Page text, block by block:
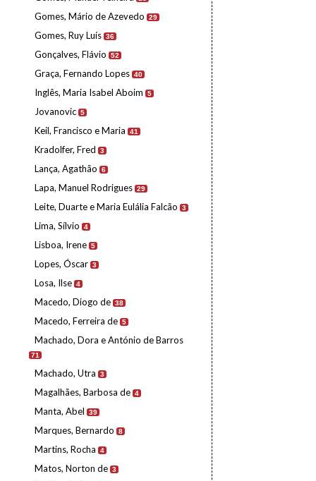
Gomes, Mário de Azevedo 29
Gomes, Ruy Luís 36
Gonçalves, Flávio 52
Graça, Fernando Lopes 40
Inglês, Maria Isabel Aboim 5
Jovanovic 5
Keil, Francisco e Maria 41
Kradolfer, Fred 3
Lança, Agathão 6
Lapa, Manuel Rodrigues 29
Leite, Duarte e Maria Eulália Falcão 3
Lima, Sílvio 4
Lisboa, Irene 5
Lopes, Óscar 3
Losa, Ilse 4
Macedo, Diogo de 38
Macedo, Ferreira de 5
Machado, Dora e António de Barros
71
Machado, Utra 3
Magalhães, Barbosa de 4
Manta, Abel 39
Marques, Bernardo 8
Martins, Rocha 4
Matos, Norton de 3